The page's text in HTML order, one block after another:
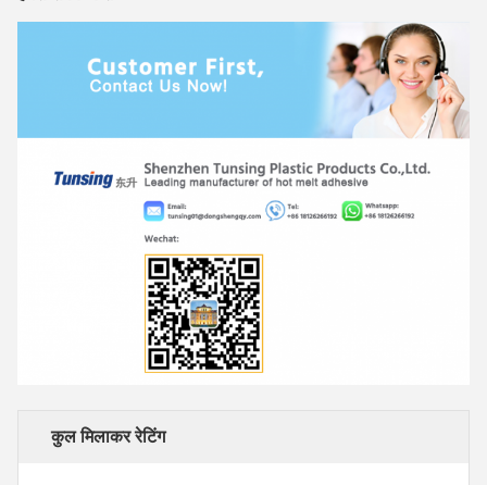
कुल मिलाकर रेटिंग